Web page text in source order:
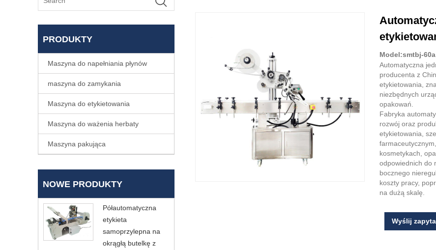
PRODUKTY
Maszyna do napełniania płynów
maszyna do zamykania
Maszyna do etykietowania
Maszyna do ważenia herbaty
Maszyna pakująca
NOWE PRODUKTY
Półautomatyczna
etykieta
samoprzylepna na
okrągłą butelkę z
Model:smtbj-60a
Automatyczna
producenta z
etykietowania,
niezbędnych
opakowań.
Fabryka
rozwój oraz
etykietowania,
kosmetykach,
odpowiednich do
bocznego
koszty pracy,
na dużą skalę.
Wyślij